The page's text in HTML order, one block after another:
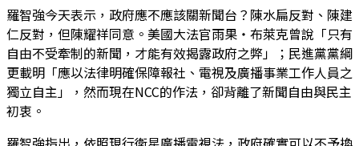
羅智強今天表示，政府應不應該關新聞台？陳水扁反對、陳建
仁反對，但陳耀祥同意。美國大法官雨果‧布萊克曾說「只有
自由不受牽制的新聞，才能有效揭露政府之弊」；民進黨黨綱
更載明「應以法律明確保障報社、電視及廣播事業工作人員之
獨立自主」，然而現在NCC的作法，卻背離了新聞自由與民主
初衷。